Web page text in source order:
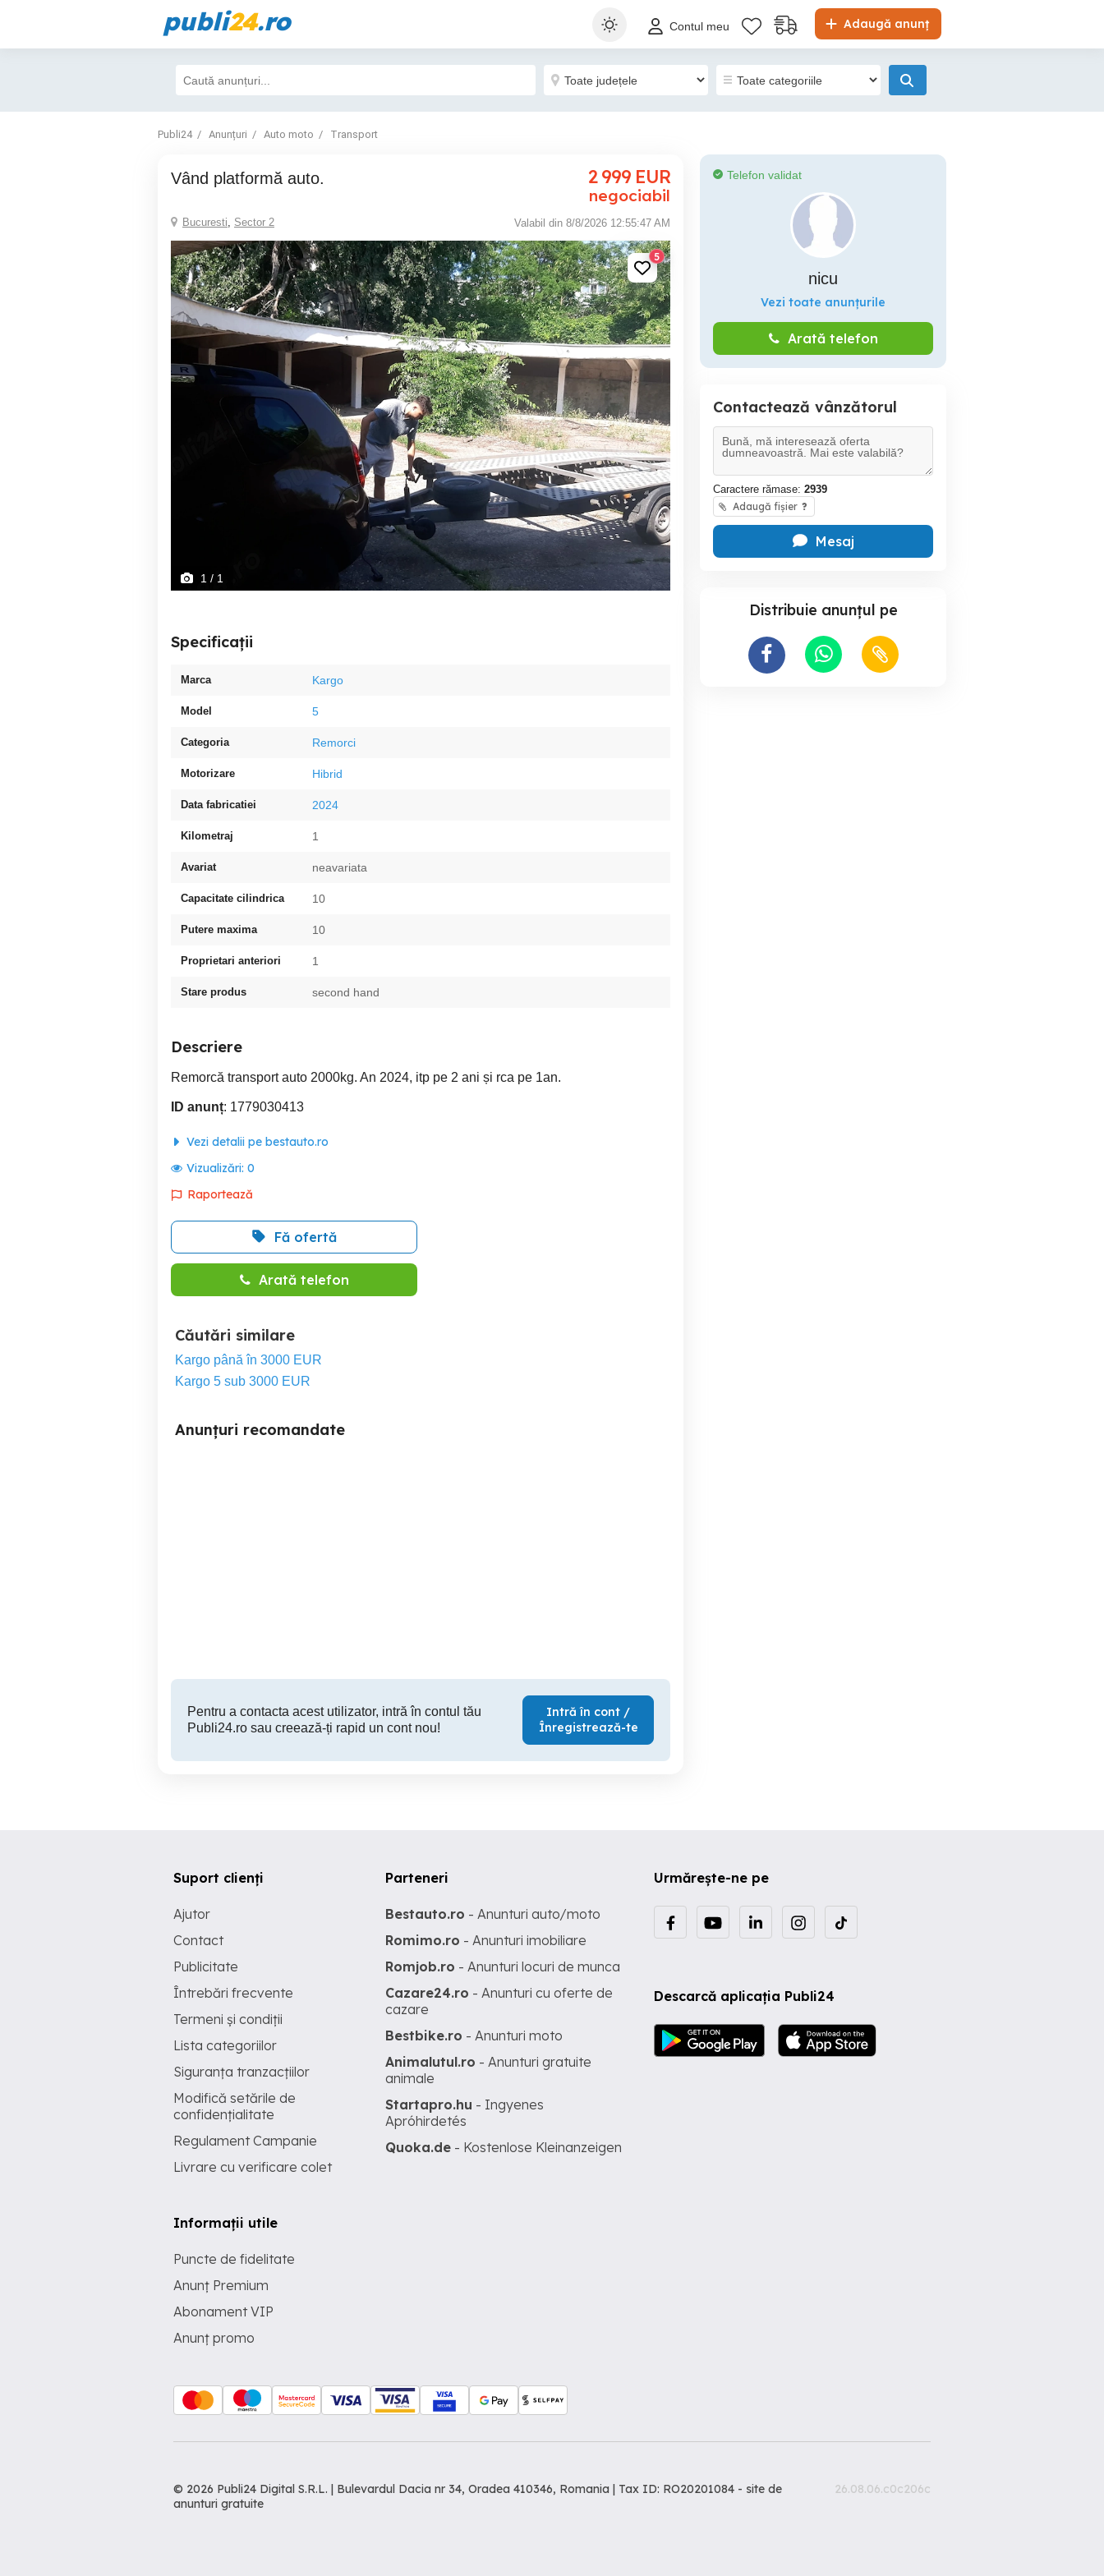
publi24.ro Adaugă anunț
Contul meu
Publi24 Anunțuri Auto moto Transport
Vând platformă auto. 2 999 EUR
negociabil
Bucuresti, Sector 2 Valabil din 8/8/2026 12:55:47 AM
5
1 / 1
Specificații
Marca Kargo
Model 5
Categoria Remorci
Motorizare Hibrid
Data fabricatiei 2024
Kilometraj 1
Avariat neavariata
Capacitate cilindrica 10
Putere maxima 10
Proprietari anteriori 1
Stare produs second hand
Descriere
Remorcă transport auto 2000kg. An 2024, itp pe 2 ani și rca pe 1an.
ID anunț: 1779030413
Vezi detalii pe bestauto.ro
Vizualizări: 0
Raportează
Fă ofertă
Arată telefon
Căutări similare
Kargo până în 3000 EUR
Kargo 5 sub 3000 EUR
Anunțuri recomandate
Pentru a contacta acest utilizator, intră în contul tău
Publi24.ro sau creează-ți rapid un cont nou!
Intră în cont /
Înregistrează-te
Telefon validat
nicu
Vezi toate anunțurile
Arată telefon
Contactează vânzătorul
Caractere rămase: 2939
Adaugă fișier ?
Mesaj
Distribuie anunțul pe
Urmărește-ne pe
Descarcă aplicația Publi24
Suport clienți
Ajutor
Contact
Publicitate
Întrebări frecvente
Termeni și condiții
Lista categoriilor
Siguranța tranzacțiilor
Modifică setările de
confidențialitate
Regulament Campanie
Livrare cu verificare colet
Informații utile
Puncte de fidelitate
Anunț Premium
Abonament VIP
Anunț promo
Parteneri
Bestauto.ro - Anunturi auto/moto
Romimo.ro - Anunturi imobiliare
Romjob.ro - Anunturi locuri de munca
Cazare24.ro - Anunturi cu oferte de
cazare
Bestbike.ro - Anunturi moto
Animalutul.ro - Anunturi gratuite
animale
Startapro.hu - Ingyenes
Apróhirdetés
Quoka.de - Kostenlose Kleinanzeigen
© 2026 Publi24 Digital S.R.L. | Bulevardul Dacia nr 34, Oradea 410346, Romania | Tax ID: RO20201084 - site de
anunturi gratuite
26.08.06.c0c206c